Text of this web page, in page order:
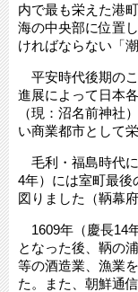
内で最も栄えた港
海の中央部に位置
ければならない「
平安時代後期の
進展によって日本
（現：沼名前神社
い商業都市として
毛利・福島時代
4年）には室町最後
図りました（鞆幕府
1609年（慶長14
となった後、鞆の
等の酒造業、漁業
た。また、朝鮮通